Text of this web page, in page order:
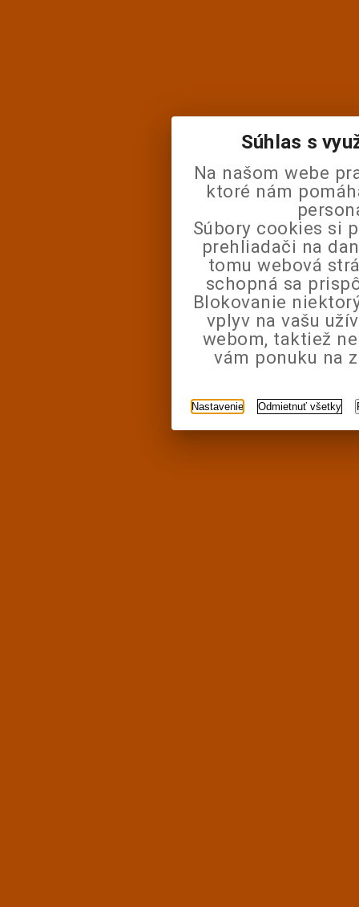
Súhlas s
Na našom webe
ktoré nám
Súbory cookies si
prehliadači na
tomu webová
schopná sa
Blokovanie
vplyv na vašu
webom, taktiež
vám ponuku na
Nastavenie Odmietnuť všetky